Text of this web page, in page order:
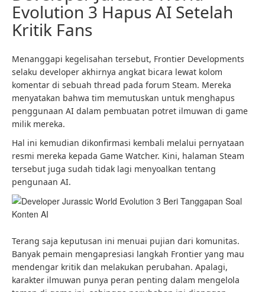
Evolution 3 Hapus AI Setelah
Kritik Fans
Menanggapi kegelisahan tersebut, Frontier Developments
selaku developer akhirnya angkat bicara lewat kolom
komentar di sebuah thread pada forum Steam. Mereka
menyatakan bahwa tim memutuskan untuk menghapus
penggunaan AI dalam pembuatan potret ilmuwan di game
milik mereka.
Hal ini kemudian dikonfirmasi kembali melalui pernyataan
resmi mereka kepada Game Watcher. Kini, halaman Steam
tersebut juga sudah tidak lagi menyoalkan tentang
pengunaan AI.
Terang saja keputusan ini menuai pujian dari komunitas.
Banyak pemain mengapresiasi langkah Frontier yang mau
mendengar kritik dan melakukan perubahan. Apalagi,
karakter ilmuwan punya peran penting dalam mengelola